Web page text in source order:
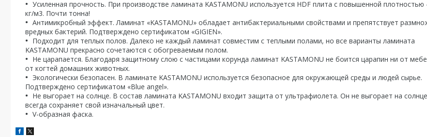
Усиленная прочность. При производстве ламината KASTAMONU используется HDF плита с повышенной плотностью
кг/м3. Почти тонна!
Антимикробный эффект. Ламинат «KASTAMONU» обладает антибактериальными свойствами и препятствует
вредных бактерий. Подтверждено сертификатом «GIGIEN».
Подходит для теплых полов. Далеко не каждый ламинат совместим с теплыми полами, но все варианты ламината
KASTAMONU прекрасно сочетаются с обогреваемым полом.
Не царапается. Благодаря защитному слою с частицами корунда ламинат KASTAMONU не боится царапин ни от
от когтей домашних животных.
Экологически безопасен. В ламинате KASTAMONU используется безопасное для окружающей среды и людей сырье.
Подтверждено сертификатом «Blue angel».
Не выгорает на солнце. В состав ламината KASTAMONU входит защита от ультрафиолета. Он не выгорает на
всегда сохраняет свой изначальный цвет.
V-образная фаска.